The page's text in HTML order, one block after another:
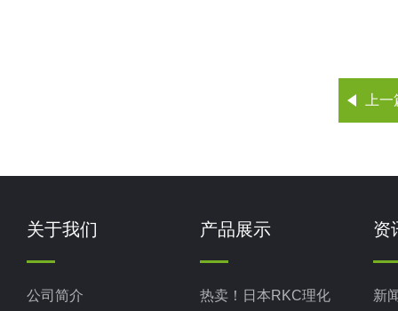
上
关于我们
公司简介
产品展示
热卖！日本RKC理化
资
新